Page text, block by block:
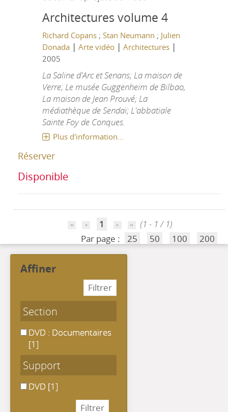
Architectures volume 4
Richard Copans; Stan Neumann ; Julien
Donada | Arte vidéo| Architectures|
2005
La Saline d'Arc et Senans; La maison de
Verre; Le musée Guggenheim de Bilbao,
La maison de Jean Prouvé; La
médiathèque de Sendaï; L'abbatiale
Sainte Foy de Conques.
Plus d'information...
Réserver
Disponible
1
(1 - 1 / 1)
Par page :
25 50 100 200
affiner
Section
DVD : Documentaires
DVD : Documentaires
[1]
Support
DVDDVD [1]